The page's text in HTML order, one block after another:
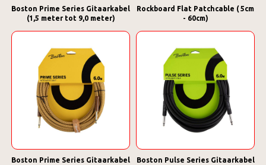
Boston Prime Series Gitaarkabel
(1,5 meter tot 9,0 meter)
Rockboard Flat Patchcable ( 5cm
- 60cm)
Boston Prime Series Gitaarkabel
Boston Pulse Series Gitaarkabel